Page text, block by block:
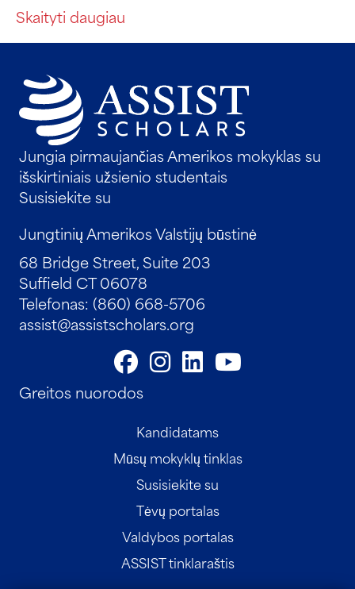
Skaityti daugiau
Jungia pirmaujančias Amerikos mokyklas su
išskirtiniais užsienio studentais
Susisiekite su
Jungtinių Amerikos Valstijų būstinė
68 Bridge Street, Suite 203
Suffield CT 06078
Telefonas: (860) 668-5706
assist@assistscholars.org
Greitos nuorodos
Kandidatams
Mūsų mokyklų tinklas
Susisiekite su
Tėvų portalas
Valdybos portalas
ASSIST tinklaraštis